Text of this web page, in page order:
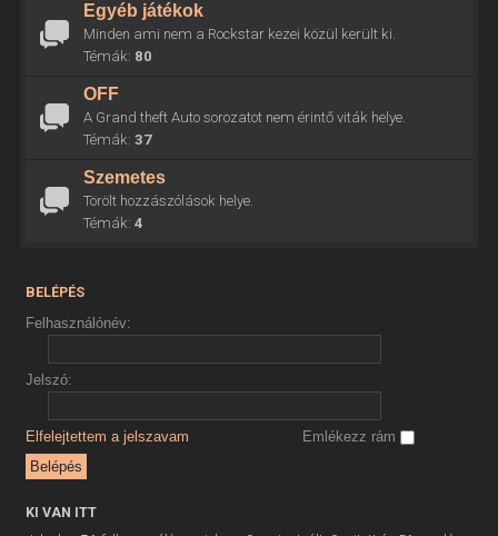
Egyéb játékok
Minden ami nem a Rockstar kezei közül került ki.
Témák: 80
OFF
A Grand theft Auto sorozatot nem érintő viták helye.
Témák: 37
Szemetes
Törölt hozzászólások helye.
Témák: 4
BELÉPÉS
Felhasználónév:
Jelszó:
Elfelejtettem a jelszavam Emlékezz rám
KI VAN ITT